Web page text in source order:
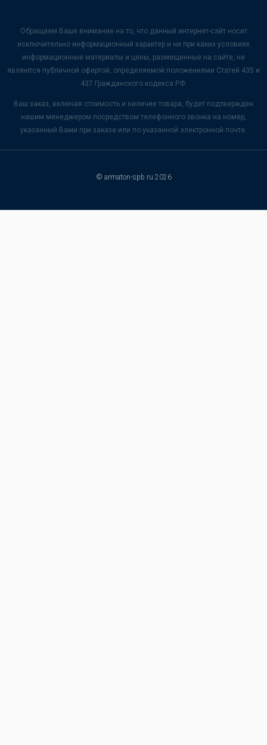
Обращаем Ваше внимание на то, что данный интернет-сайт носит
исключительно информационный характер и ни при каких условиях
информационные материалы и цены, размещенные на сайте, не
являются публичной офертой, определяемой положениями Статей 435 и
437 Гражданского кодекса РФ.
Ваш заказ, включая стоимость и наличие товара, будет подтвержден
нашим менеджером посредством телефонного звонка на номер,
указанный Вами при заказе или по указанной электронной почте.
© armaton-spb.ru 2026